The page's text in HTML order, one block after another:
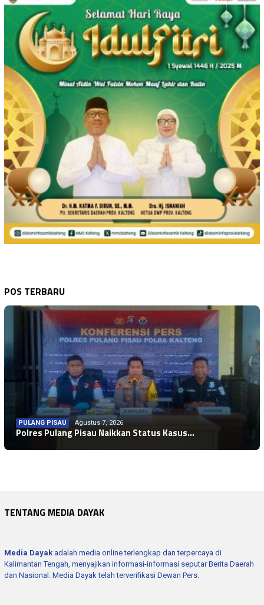
POS TERBARU
PULANG PISAU Agustus 7, 2026
Polres Pulang Pisau Naikkan Status Kasus…
WARTA KEPOLISIAN Agustus 7, 2026
Bhabinkamtibmas Sambang Warga Tumbang Da…
WARTA KEPOLISIAN Agustus 7, 2026
Bhabinkamtibmas Polres Seruyan Sambang W…
WARTA KEPOLISIAN Agustus 7, 2026
Polsek Seruyan Hilir Pasang Spanduk Imba…
Polsubsektor Batu Ampar Bersama TNI Lati…
TENTANG MEDIA DAYAK
Media Dayak adalah media online terlengkap dan terpercaya di
Kalimantan Tengah, menyajikan informasi-informasi seputar Berita Daerah
dan Nasional. Media Dayak telah terverifikasi Dewan Pers.